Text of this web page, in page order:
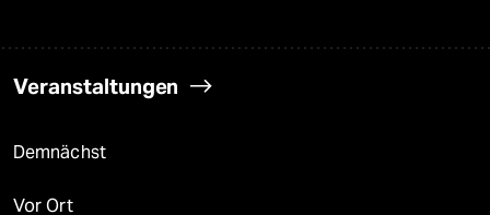
Veranstaltungen
Demnächst
Vor Ort